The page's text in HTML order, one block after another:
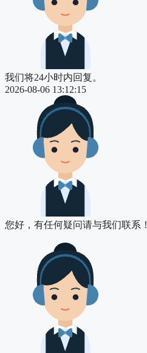
我们将24小时内回复。
2026-08-06 13:12:15
您好，有任何疑问请与我们联系！